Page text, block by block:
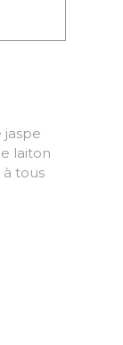
jaspe
laiton
tous